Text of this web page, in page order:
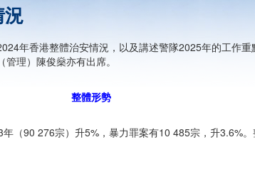
況
年香港整體治安情況，以及講述警隊2025年的工作
理）陳俊燊亦有出席。
整體形勢
（90 276宗）升5%，暴力罪案有10 485宗，升3.6%